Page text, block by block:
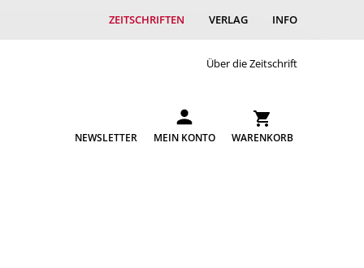
ZEITSCHRIFTEN VERLAG INFO
Über die Zeitschrift
NEWSLETTER MEIN KONTO WARENKORB